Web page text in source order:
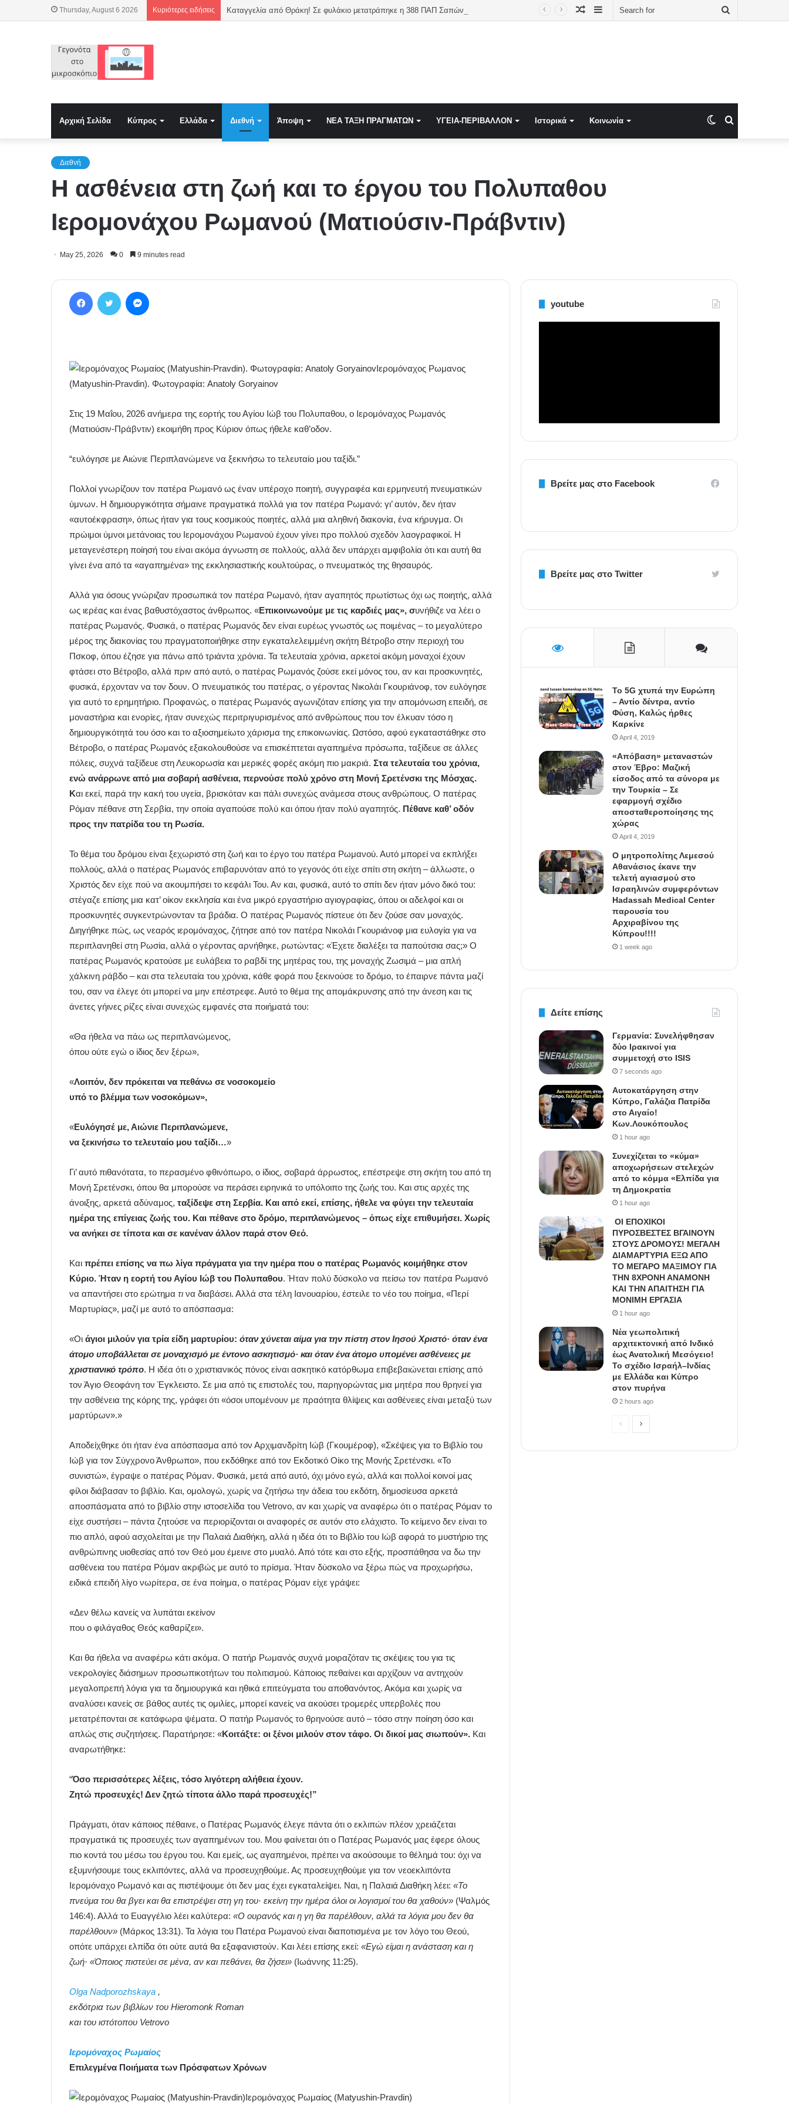
Thursday, August 6 2026 Κυριότερες ειδήσεις Sidebar
Random
Αρχική Σελίδα Κύπρος Ελλάδα Διεθνή Άποψη NEA TAΞΗ ΠΡΑΓΜΑΤΩΝ ΥΓΕΙΑ-ΠΕΡΙΒΑΛΛΟΝ Ιστορικά Κοινωνία Switch
Διεθνή
Η ασθένεια στη ζωή και το έργου του Πολυπαθου
Ιερομονάχου Ρωμανού (Ματιούσιν-Πράβντιν)
May 25, 2026 0 9 minutes read
Ιερομόναχος Ρωμανος
(Matyushin-Pravdin). Φωτογραφία: Anatoly Goryainov
Στις 19 Μαΐου, 2026 ανήμερα της εορτής του Αγίου Ιώβ του Πολυπαθου, ο Ιερομόναχος Ρωμανός
(Ματιούσιν-Πράβντιν) εκοιμήθη προς Κύριον όπως ήθελε καθ’οδον.
“ευλόγησε με Αιώνιε Περιπλανώμενε να ξεκινήσω το τελευταίο μου ταξίδι.”
Πολλοί γνωρίζουν τον πατέρα Ρωμανό ως έναν υπέροχο ποιητή, συγγραφέα και ερμηνευτή πνευματικών
ύμνων. Η δημιουργικότητα σήμαινε πραγματικά πολλά για τον πατέρα Ρωμανό: γι’ αυτόν, δεν ήταν
«αυτοέκφραση», όπως ήταν για τους κοσμικούς ποιητές, αλλά μια αληθινή διακονία, ένα κήρυγμα. Οι
πρώιμοι ύμνοι μετάνοιας του Ιερομονάχου Ρωμανού έχουν γίνει προ πολλού σχεδόν λαογραφικοί. Η
μεταγενέστερη ποίησή του είναι ακόμα άγνωστη σε πολλούς, αλλά δεν υπάρχει αμφιβολία ότι και αυτή θα
γίνει ένα από τα «αγαπημένα» της εκκλησιαστικής κουλτούρας, ο πνευματικός της θησαυρός.
Αλλά για όσους γνώριζαν προσωπικά τον πατέρα Ρωμανό, ήταν αγαπητός πρωτίστως όχι ως ποιητής, αλλά
ως ιερέας και ένας βαθυστόχαστος άνθρωπος. «Επικοινωνούμε με τις καρδιές μας», συνήθιζε να λέει ο
πατέρας Ρωμανός. Φυσικά, ο πατέρας Ρωμανός δεν είναι ευρέως γνωστός ως ποιμένας – το μεγαλύτερο
μέρος της διακονίας του πραγματοποιήθηκε στην εγκαταλελειμμένη σκήτη Βέτροβο στην περιοχή του
Πσκοφ, όπου έζησε για πάνω από τριάντα χρόνια. Τα τελευταία χρόνια, αρκετοί ακόμη μοναχοί έχουν
φτάσει στο Βέτροβο, αλλά πριν από αυτό, ο πατέρας Ρωμανός ζούσε εκεί μόνος του, αν και προσκυνητές,
φυσικά, έρχονταν να τον δουν. Ο πνευματικός του πατέρας, ο γέροντας Νικολάι Γκουριάνοφ, τον ευλόγησε
για αυτό το ερημητήριο. Προφανώς, ο πατέρας Ρωμανός αγωνιζόταν επίσης για την απομόνωση επειδή, σε
μοναστήρια και ενορίες, ήταν συνεχώς περιτριγυρισμένος από ανθρώπους που τον έλκυαν τόσο η
δημιουργικότητά του όσο και το αξιοσημείωτο χάρισμα της επικοινωνίας. Ωστόσο, αφού εγκαταστάθηκε στο
Βέτροβο, ο πατέρας Ρωμανός εξακολουθούσε να επισκέπτεται αγαπημένα πρόσωπα, ταξίδευε σε άλλες
πόλεις, συχνά ταξίδευε στη Λευκορωσία και μερικές φορές ακόμη πιο μακριά. Στα τελευταία του χρόνια,
ενώ ανάρρωνε από μια σοβαρή ασθένεια, περνούσε πολύ χρόνο στη Μονή Σρετένσκι της Μόσχας.
Και εκεί, παρά την κακή του υγεία, βρισκόταν και πάλι συνεχώς ανάμεσα στους ανθρώπους. Ο πατέρας
Ρόμαν πέθανε στη Σερβία, την οποία αγαπούσε πολύ και όπου ήταν πολύ αγαπητός. Πέθανε καθ’ οδόν
προς την πατρίδα του τη Ρωσία.
Το θέμα του δρόμου είναι ξεχωριστό στη ζωή και το έργο του πατέρα Ρωμανού. Αυτό μπορεί να εκπλήξει
πολλούς, αλλά ο πατέρας Ρωμανός επιβαρυνόταν από το γεγονός ότι είχε σπίτι στη σκήτη – άλλωστε, ο
Χριστός δεν είχε πού να ακουμπήσει το κεφάλι Του. Αν και, φυσικά, αυτό το σπίτι δεν ήταν μόνο δικό του:
στέγαζε επίσης μια κατ’ οίκον εκκλησία και ένα μικρό εργαστήριο αγιογραφίας, όπου οι αδελφοί και οι
προσκυνητές συγκεντρώνονταν τα βράδια. Ο πατέρας Ρωμανός πίστευε ότι δεν ζούσε σαν μοναχός.
Διηγήθηκε πώς, ως νεαρός ιερομόναχος, ζήτησε από τον πατέρα Νικολάι Γκουριάνοφ μια ευλογία για να
περιπλανηθεί στη Ρωσία, αλλά ο γέροντας αρνήθηκε, ρωτώντας: «Έχετε διαλέξει τα παπούτσια σας;» Ο
πατέρας Ρωμανός κρατούσε με ευλάβεια το ραβδί της μητέρας του, της μοναχής Ζωσιμά – μια απλή
χάλκινη ράβδο – και στα τελευταία του χρόνια, κάθε φορά που ξεκινούσε το δρόμο, το έπαιρνε πάντα μαζί
του, σαν να έλεγε ότι μπορεί να μην επέστρεφε. Αυτό το θέμα της απομάκρυνσης από την άνεση και τις
άνετες γήινες ρίζες είναι συνεχώς εμφανές στα ποιήματά του:
«Θα ήθελα να πάω ως περιπλανώμενος,
όπου ούτε εγώ ο ίδιος δεν ξέρω»,
«Λοιπόν, δεν πρόκειται να πεθάνω σε νοσοκομείο
υπό το βλέμμα των νοσοκόμων»,
«Ευλόγησέ με, Αιώνιε Περιπλανώμενε,
να ξεκινήσω το τελευταίο μου ταξίδι…»
Γι’ αυτό πιθανότατα, το περασμένο φθινόπωρο, ο ίδιος, σοβαρά άρρωστος, επέστρεψε στη σκήτη του από τη
Μονή Σρετένσκι, όπου θα μπορούσε να περάσει ειρηνικά το υπόλοιπο της ζωής του. Και στις αρχές της
άνοιξης, αρκετά αδύναμος, ταξίδεψε στη Σερβία. Και από εκεί, επίσης, ήθελε να φύγει την τελευταία
ημέρα της επίγειας ζωής του. Και πέθανε στο δρόμο, περιπλανώμενος – όπως είχε επιθυμήσει. Χωρίς
να ανήκει σε τίποτα και σε κανέναν άλλον παρά στον Θεό.
Και πρέπει επίσης να πω λίγα πράγματα για την ημέρα που ο πατέρας Ρωμανός κοιμήθηκε στον
Κύριο. Ήταν η εορτή του Αγίου Ιώβ του Πολυπαθου. Ήταν πολύ δύσκολο να πείσω τον πατέρα Ρωμανό
να απαντήσει στο ερώτημα τι να διαβάσει. Αλλά στα τέλη Ιανουαρίου, έστειλε το νέο του ποίημα, «Περί
Μαρτυρίας», μαζί με αυτό το απόσπασμα:
«Οι άγιοι μιλούν για τρία είδη μαρτυρίου: όταν χύνεται αίμα για την πίστη στον Ιησού Χριστό· όταν ένα
άτομο υποβάλλεται σε μοναχισμό με έντονο ασκητισμό· και όταν ένα άτομο υπομένει ασθένειες με
χριστιανικό τρόπο. Η ιδέα ότι ο χριστιανικός πόνος είναι ασκητικό κατόρθωμα επιβεβαιώνεται επίσης από
τον Άγιο Θεοφάνη τον Έγκλειστο. Σε μια από τις επιστολές του, παρηγορώντας μια μητέρα που θρηνεί για
την ασθένεια της κόρης της, γράφει ότι «όσοι υπομένουν με πραότητα θλίψεις και ασθένειες είναι μεταξύ των
μαρτύρων».»
Αποδείχθηκε ότι ήταν ένα απόσπασμα από τον Αρχιμανδρίτη Ιώβ (Γκουμέροφ), «Σκέψεις για το Βιβλίο του
Ιώβ για τον Σύγχρονο Άνθρωπο», που εκδόθηκε από τον Εκδοτικό Οίκο της Μονής Σρετένσκι. «Το
συνιστώ», έγραψε ο πατέρας Ρόμαν. Φυσικά, μετά από αυτό, όχι μόνο εγώ, αλλά και πολλοί κοινοί μας
φίλοι διάβασαν το βιβλίο. Και, ομολογώ, χωρίς να ζητήσω την άδεια του εκδότη, δημοσίευσα αρκετά
αποσπάσματα από το βιβλίο στην ιστοσελίδα του Vetrovo, αν και χωρίς να αναφέρω ότι ο πατέρας Ρόμαν το
είχε συστήσει – πάντα ζητούσε να περιορίζονται οι αναφορές σε αυτόν στο ελάχιστο. Το κείμενο δεν είναι το
πιο απλό, αφού ασχολείται με την Παλαιά Διαθήκη, αλλά η ιδέα ότι το Βιβλίο του Ιώβ αφορά το μυστήριο της
ανθρώπινης υιοθεσίας από τον Θεό μου έμεινε στο μυαλό. Από τότε και στο εξής, προσπάθησα να δω την
ασθένεια του πατέρα Ρόμαν ακριβώς με αυτό το πρίσμα. Ήταν δύσκολο να ξέρω πώς να προχωρήσω,
ειδικά επειδή λίγο νωρίτερα, σε ένα ποίημα, ο πατέρας Ρόμαν είχε γράψει:
«Δεν θέλω κανείς να λυπάται εκείνον
που ο φιλάγαθος Θεός καθαρίζει».
Και θα ήθελα να αναφέρω κάτι ακόμα. Ο πατήρ Ρωμανός συχνά μοιραζόταν τις σκέψεις του για τις
νεκρολογίες διάσημων προσωπικοτήτων του πολιτισμού. Κάποιος πεθαίνει και αρχίζουν να αντηχούν
μεγαλοπρεπή λόγια για τα δημιουργικά και ηθικά επιτεύγματα του αποθανόντος. Ακόμα και χωρίς να
αναλύσει κανείς σε βάθος αυτές τις ομιλίες, μπορεί κανείς να ακούσει τρομερές υπερβολές που
μετατρέπονται σε κατάφωρα ψέματα. Ο πατήρ Ρωμανός το θρηνούσε αυτό – τόσο στην ποίηση όσο και
απλώς στις συζητήσεις. Παρατήρησε: «Κοιτάξτε: οι ξένοι μιλούν στον τάφο. Οι δικοί μας σιωπούν». Και
αναρωτήθηκε:
“Όσο περισσότερες λέξεις, τόσο λιγότερη αλήθεια έχουν.
Ζητώ προσευχές! Δεν ζητώ τίποτα άλλο παρά προσευχές!”
Πράγματι, όταν κάποιος πέθαινε, ο Πατέρας Ρωμανός έλεγε πάντα ότι ο εκλιπών πλέον χρειάζεται
πραγματικά τις προσευχές των αγαπημένων του. Μου φαίνεται ότι ο Πατέρας Ρωμανός μας έφερε όλους
πιο κοντά του μέσω του έργου του. Και εμείς, ως αγαπημένοι, πρέπει να ακούσουμε το θέλημά του: όχι να
εξυμνήσουμε τους εκλιπόντες, αλλά να προσευχηθούμε. Ας προσευχηθούμε για τον νεοεκλιπόντα
Ιερομόναχο Ρωμανό και ας πιστέψουμε ότι δεν μας έχει εγκαταλείψει. Ναι, η Παλαιά Διαθήκη λέει: «Το
πνεύμα του θα βγει και θα επιστρέψει στη γη του· εκείνη την ημέρα όλοι οι λογισμοί του θα χαθούν» (Ψαλμός
146:4). Αλλά το Ευαγγέλιο λέει καλύτερα: «Ο ουρανός και η γη θα παρέλθουν, αλλά τα λόγια μου δεν θα
παρέλθουν» (Μάρκος 13:31). Τα λόγια του Πατέρα Ρωμανού είναι διαποτισμένα με τον λόγο του Θεού,
οπότε υπάρχει ελπίδα ότι ούτε αυτά θα εξαφανιστούν. Και λέει επίσης εκεί: «Εγώ είμαι η ανάσταση και η
ζωή· «Όποιος πιστεύει σε μένα, αν και πεθάνει, θα ζήσει» (Ιωάννης 11:25).
Olga Nadporozhskaya ,
εκδότρια των βιβλίων του Hieromonk Roman
και του ιστότοπου Vetrovo
Ιερομόναχος Ρωμαίος
Επιλεγμένα Ποιήματα των Πρόσφατων Χρόνων
Ιερομόναχος Ρωμαίος (Matyushin-Pravdin)
youtube
Βρείτε μας στο Facebook
Βρείτε μας στο Twitter
To 5G χτυπά την Ευρώπη
– Αντίο δέντρα, αντίο
Φύση, Καλώς ήρθες
Καρκίνε
April 4, 2019
«Απόβαση» μεταναστών
στον Έβρο: Μαζική
είσοδος από τα σύνορα με
την Τουρκία – Σε
εφαρμογή σχέδιο
αποσταθεροποίησης της
χώρας
April 4, 2019
Ο μητροπολίτης Λεμεσού
Αθανάσιος έκανε την
τελετή αγιασμού στο
Ισραηλινών συμφερόντων
Hadassah Medical Center
παρουσία του
Αρχιραβίνου της
Κύπρου!!!!
1 week ago
Δείτε επίσης
Γερμανία: Συνελήφθησαν
δύο Ιρακινοί για
συμμετοχή στο ISIS
7 seconds ago
Αυτοκατάργηση στην
Κύπρο, Γαλάζια Πατρίδα
στο Αιγαίο!
Κων.Λουκόπουλος
1 hour ago
Συνεχίζεται το «κύμα»
αποχωρήσεων στελεχών
από το κόμμα «Ελπίδα για
τη Δημοκρατία
1 hour ago
ΟΙ ΕΠΟΧΙΚΟΙ
ΠΥΡΟΣΒΕΣΤΕΣ ΒΓΑΙΝΟΥΝ
ΣΤΟΥΣ ΔΡΟΜΟΥΣ! ΜΕΓΑΛΗ
ΔΙΑΜΑΡΤΥΡΙΑ ΕΞΩ ΑΠΟ
ΤΟ ΜΕΓΑΡΟ ΜΑΞΙΜΟΥ ΓΙΑ
ΤΗΝ 8ΧΡΟΝΗ ΑΝΑΜΟΝΗ
ΚΑΙ ΤΗΝ ΑΠΑΙΤΗΣΗ ΓΙΑ
ΜΟΝΙΜΗ ΕΡΓΑΣΙΑ
1 hour ago
Νέα γεωπολιτική
αρχιτεκτονική από Ινδικό
έως Ανατολική Μεσόγειο!
Το σχέδιο Ισραήλ–Ινδίας
με Ελλάδα και Κύπρο
στον πυρήνα
2 hours ago